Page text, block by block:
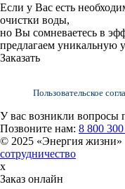
Если у Вас есть
очистки воды,
но Вы сомневаетесь в
предлагаем
Заказать
Пользовательское
У вас возникли вопросы
Позвоните нам: 8 800
© 2025 «Энергия жизни»
сотрудничество
x
Заказ онлайн